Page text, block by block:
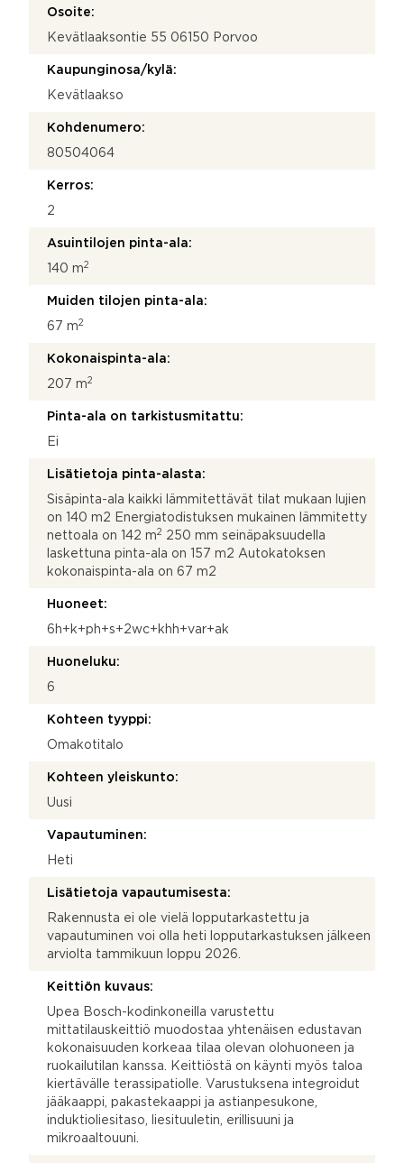
Osoite:
Kevätlaaksontie 55 06150 Porvoo
Kaupunginosa/kylä:
Kevätlaakso
Kohdenumero:
80504064
Kerros:
2
Asuintilojen pinta-ala:
140 m2
Muiden tilojen pinta-ala:
67 m2
Kokonaispinta-ala:
207 m2
Pinta-ala on tarkistusmitattu:
Ei
Lisätietoja pinta-alasta:
Sisäpinta-ala kaikki lämmitettävät tilat mukaan lujien
on 140 m2 Energiatodistuksen mukainen lämmitetty
nettoala on 142 m2 250 mm seinäpaksuudella
laskettuna pinta-ala on 157 m2 Autokatoksen
kokonaispinta-ala on 67 m2
Huoneet:
6h+k+ph+s+2wc+khh+var+ak
Huoneluku:
6
Kohteen tyyppi:
Omakotitalo
Kohteen yleiskunto:
Uusi
Vapautuminen:
Heti
Lisätietoja vapautumisesta:
Rakennusta ei ole vielä lopputarkastettu ja
vapautuminen voi olla heti lopputarkastuksen jälkeen
arviolta tammikuun loppu 2026.
Keittiön kuvaus:
Upea Bosch-kodinkoneilla varustettu
mittatilauskeittiö muodostaa yhtenäisen edustavan
kokonaisuuden korkeaa tilaa olevan olohuoneen ja
ruokailutilan kanssa. Keittiöstä on käynti myös taloa
kiertävälle terassipatiolle. Varustuksena integroidut
jääkaappi, pakastekaappi ja astianpesukone,
induktioliesitaso, liesituuletin, erillisuuni ja
mikroaaltouuni.